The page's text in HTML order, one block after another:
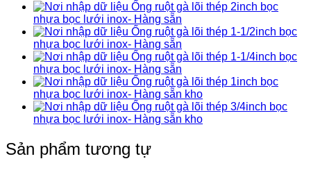
Ống ruột gà lõi thép 2inch bọc
nhựa bọc lưới inox- Hàng sẵn
Ống ruột gà lõi thép 1-1/2inch bọc
nhựa bọc lưới inox- Hàng sẵn
Ống ruột gà lõi thép 1-1/4inch bọc
nhựa bọc lưới inox- Hàng sẵn
Ống ruột gà lõi thép 1inch bọc
nhựa bọc lưới inox- Hàng sẵn kho
Ống ruột gà lõi thép 3/4inch bọc
nhựa bọc lưới inox- Hàng sẵn kho
Sản phẩm tương tự